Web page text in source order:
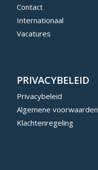
Contact
Internationaal
Vacatures
PRIVACYBELEID
Privacybeleid
Algemene voorwaarden
Klachtenregeling